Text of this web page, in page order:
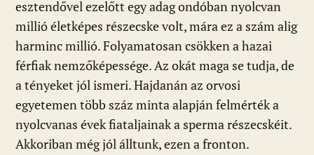
esztendővel ezelőtt egy adag ondóban nyolcvan
millió életképes részecske volt, mára ez a szám alig
harminc millió. Folyamatosan csökken a hazai
férfiak nemzőképessége. Az okát maga se tudja, de
a tényeket jól ismeri. Hajdanán az orvosi
egyetemen több száz minta alapján felmérték a
nyolcvanas évek fiataljainak a sperma részecskéit.
Akkoriban még jól álltunk, ezen a fronton.